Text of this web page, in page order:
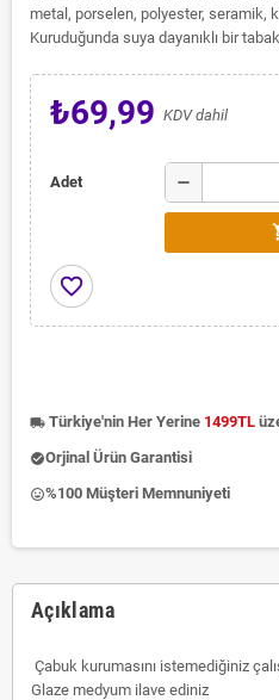
metal, porselen, polyester, seramik,
Kuruduğunda suya dayanıklı bir
₺69,99 KDV dahil
Adet remove
favorite_border
local_shipping Türkiye'nin Her Yerine 1499TL
check_circleOrjinal Ürün Garantisi
insert_emoticon%100 Müşteri Memnuniyeti
Açıklama
Çabuk kurumasını istemediğiniz
Glaze medyum ilave ediniz